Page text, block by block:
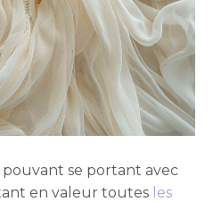
se portant avec
en valeur toutes les